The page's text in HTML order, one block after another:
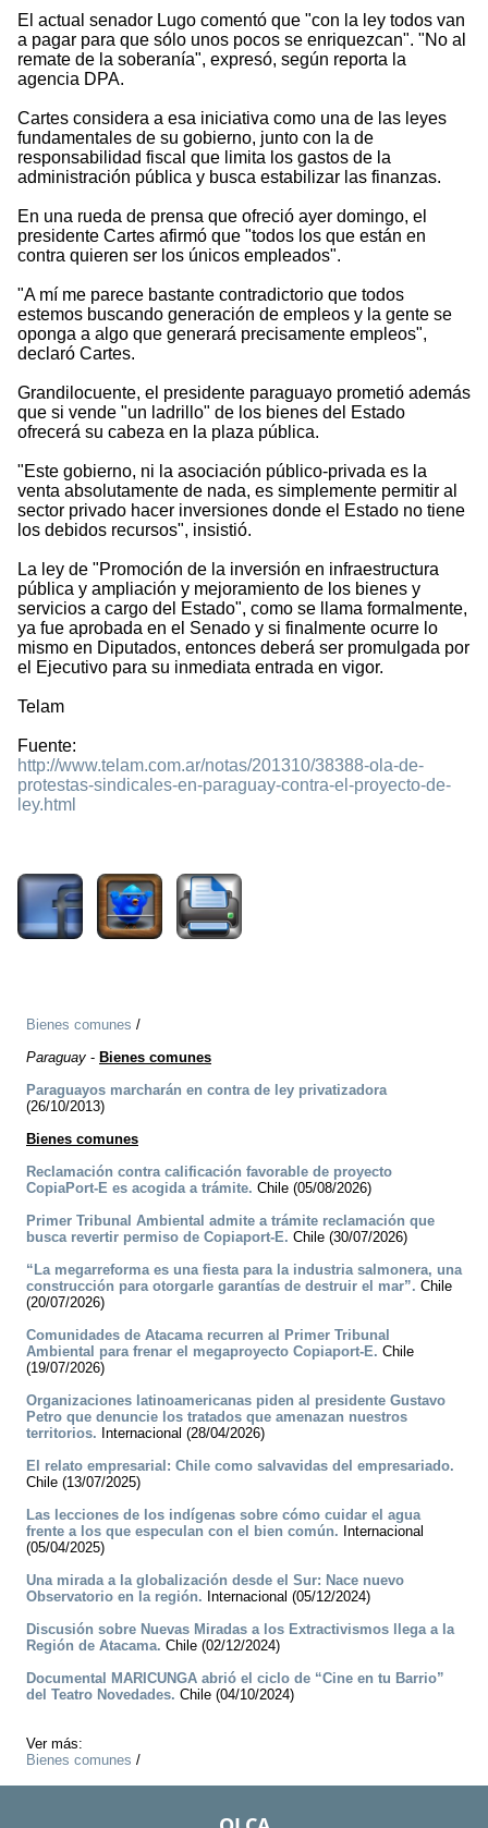
El actual senador Lugo comentó que "con la ley todos van
a pagar para que sólo unos pocos se enriquezcan". "No al
remate de la soberanía", expresó, según reporta la
agencia DPA.
Cartes considera a esa iniciativa como una de las leyes
fundamentales de su gobierno, junto con la de
responsabilidad fiscal que limita los gastos de la
administración pública y busca estabilizar las finanzas.
En una rueda de prensa que ofreció ayer domingo, el
presidente Cartes afirmó que "todos los que están en
contra quieren ser los únicos empleados".
"A mí me parece bastante contradictorio que todos
estemos buscando generación de empleos y la gente se
oponga a algo que generará precisamente empleos",
declaró Cartes.
Grandilocuente, el presidente paraguayo prometió además
que si vende "un ladrillo" de los bienes del Estado
ofrecerá su cabeza en la plaza pública.
"Este gobierno, ni la asociación público-privada es la
venta absolutamente de nada, es simplemente permitir al
sector privado hacer inversiones donde el Estado no tiene
los debidos recursos", insistió.
La ley de "Promoción de la inversión en infraestructura
pública y ampliación y mejoramiento de los bienes y
servicios a cargo del Estado", como se llama formalmente,
ya fue aprobada en el Senado y si finalmente ocurre lo
mismo en Diputados, entonces deberá ser promulgada por
el Ejecutivo para su inmediata entrada en vigor.
Telam
Fuente:
http://www.telam.com.ar/notas/201310/38388-ola-de-
protestas-sindicales-en-paraguay-contra-el-proyecto-de-
ley.html
Bienes comunes /
Paraguay - Bienes comunes
Paraguayos marcharán en contra de ley privatizadora
(26/10/2013)
Bienes comunes
Reclamación contra calificación favorable de proyecto
CopiaPort-E es acogida a trámite. Chile (05/08/2026)
Primer Tribunal Ambiental admite a trámite reclamación que
busca revertir permiso de Copiaport-E. Chile (30/07/2026)
“La megarreforma es una fiesta para la industria salmonera, una
construcción para otorgarle garantías de destruir el mar”. Chile
(20/07/2026)
Comunidades de Atacama recurren al Primer Tribunal
Ambiental para frenar el megaproyecto Copiaport-E. Chile
(19/07/2026)
Organizaciones latinoamericanas piden al presidente Gustavo
Petro que denuncie los tratados que amenazan nuestros
territorios. Internacional (28/04/2026)
El relato empresarial: Chile como salvavidas del empresariado.
Chile (13/07/2025)
Las lecciones de los indígenas sobre cómo cuidar el agua
frente a los que especulan con el bien común. Internacional
(05/04/2025)
Una mirada a la globalización desde el Sur: Nace nuevo
Observatorio en la región. Internacional (05/12/2024)
Discusión sobre Nuevas Miradas a los Extractivismos llega a la
Región de Atacama. Chile (02/12/2024)
Documental MARICUNGA abrió el ciclo de “Cine en tu Barrio”
del Teatro Novedades. Chile (04/10/2024)
Ver más:
Bienes comunes /